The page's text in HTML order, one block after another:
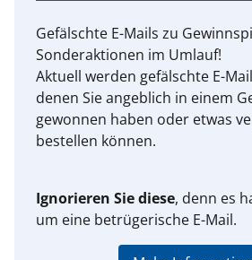
Gefälschte E-Mails zu
Sonderaktionen im Umlauf!
Aktuell werden gefälschte E-
denen Sie angeblich in einem
gewonnen haben oder etwas
bestellen können.
Ignorieren Sie diese, denn es
um eine betrügerische E-Mail.